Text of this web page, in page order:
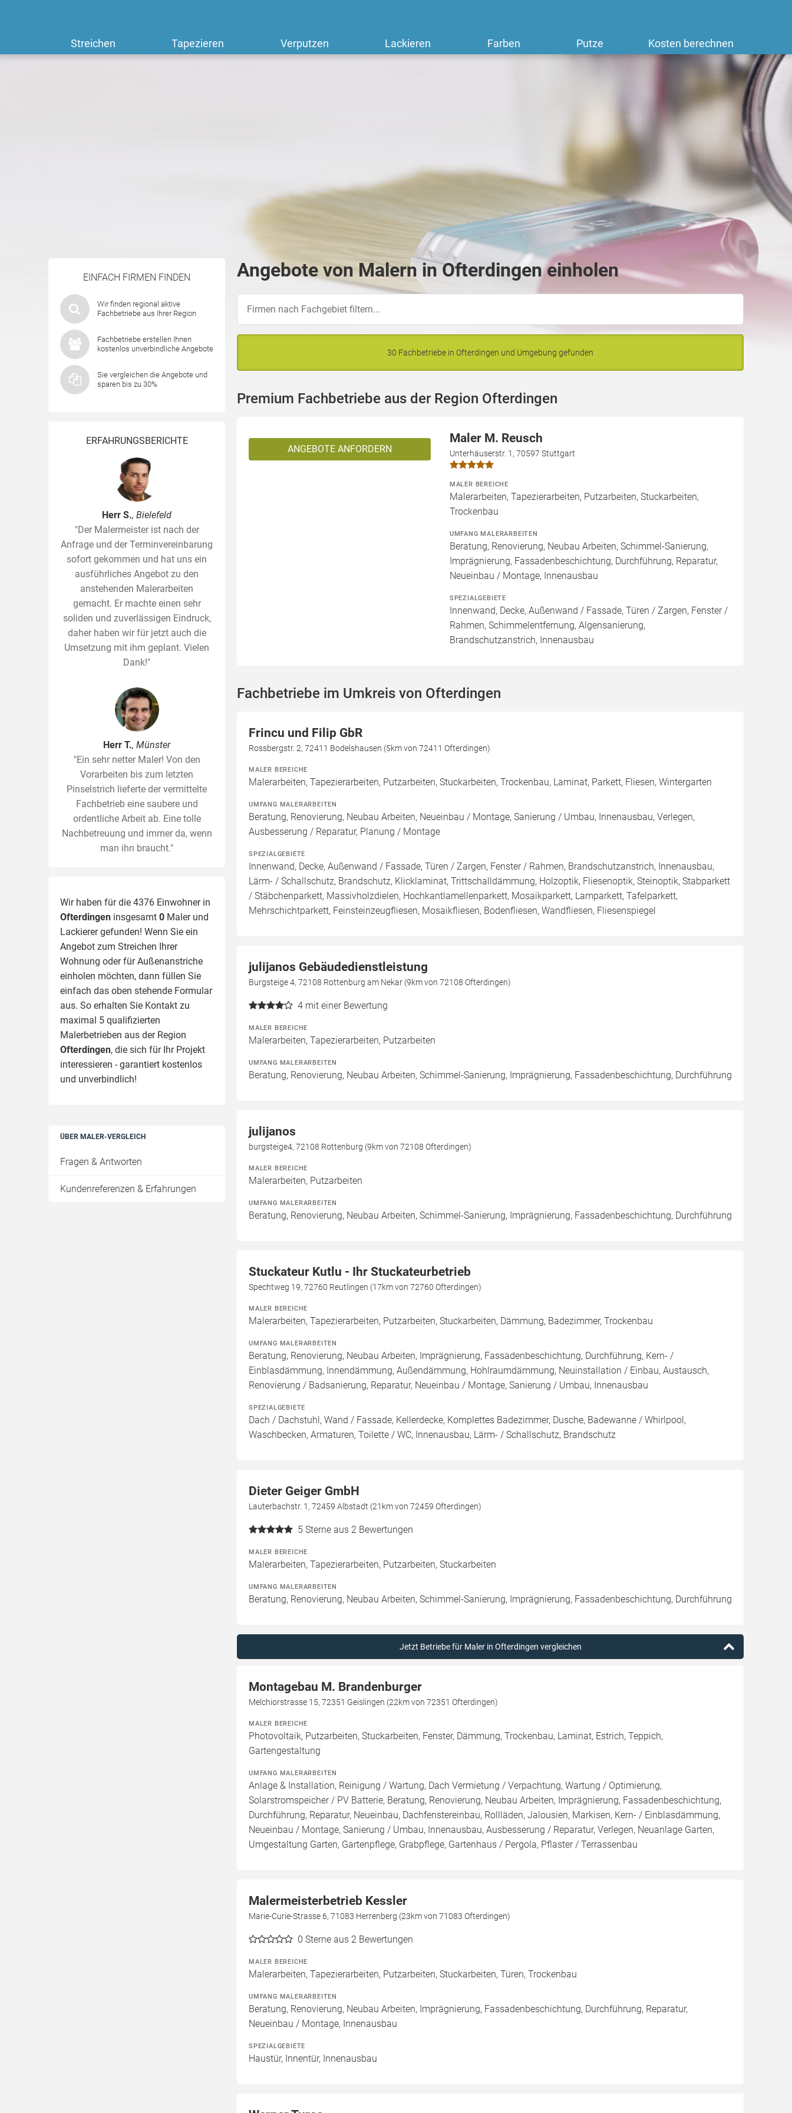
Streichen Tapezieren Verputzen Lackieren Farben Putze Kosten berechnen
EINFACH FIRMEN FINDEN
Wir finden regional aktive
Fachbetriebe aus Ihrer Region
Fachbetriebe erstellen Ihnen
kostenlos unverbindliche Angebote
Sie vergleichen die Angebote und
sparen bis zu 30%
ERFAHRUNGSBERICHTE
Herr S., Bielefeld
"Der Malermeister ist nach der
Anfrage und der Terminvereinbarung
sofort gekommen und hat uns ein
ausführliches Angebot zu den
anstehenden Malerarbeiten
gemacht. Er machte einen sehr
soliden und zuverlässigen Eindruck,
daher haben wir für jetzt auch die
Umsetzung mit ihm geplant. Vielen
Dank!"
Herr T., Münster
"Ein sehr netter Maler! Von den
Vorarbeiten bis zum letzten
Pinselstrich lieferte der vermittelte
Fachbetrieb eine saubere und
ordentliche Arbeit ab. Eine tolle
Nachbetreuung und immer da, wenn
man ihn braucht."
Wir haben für die 4376 Einwohner in
Ofterdingen insgesamt 0 Maler und
Lackierer gefunden! Wenn Sie ein
Angebot zum Streichen Ihrer
Wohnung oder für Außenanstriche
einholen möchten, dann füllen Sie
einfach das oben stehende Formular
aus. So erhalten Sie Kontakt zu
maximal 5 qualifizierten
Malerbetrieben aus der Region
Ofterdingen, die sich für Ihr Projekt
interessieren - garantiert kostenlos
und unverbindlich!
ÜBER MALER-VERGLEICH
Fragen & Antworten
Kundenreferenzen & Erfahrungen
Angebote von Malern in Ofterdingen einholen
30 Fachbetriebe in Ofterdingen und Umgebung gefunden
Premium Fachbetriebe aus der Region Ofterdingen
ANGEBOTE ANFORDERN
Maler M. Reusch
Unterhäuserstr. 1, 70597 Stuttgart
MALER BEREICHE
Malerarbeiten, Tapezierarbeiten, Putzarbeiten, Stuckarbeiten,
Trockenbau
UMFANG MALERARBEITEN
Beratung, Renovierung, Neubau Arbeiten, Schimmel-Sanierung,
Imprägnierung, Fassadenbeschichtung, Durchführung, Reparatur,
Neueinbau / Montage, Innenausbau
SPEZIALGEBIETE
Innenwand, Decke, Außenwand / Fassade, Türen / Zargen, Fenster /
Rahmen, Schimmelentfernung, Algensanierung,
Brandschutzanstrich, Innenausbau
Fachbetriebe im Umkreis von Ofterdingen
Frincu und Filip GbR
Rossbergstr. 2, 72411 Bodelshausen (5km von 72411 Ofterdingen)
MALER BEREICHE
Malerarbeiten, Tapezierarbeiten, Putzarbeiten, Stuckarbeiten, Trockenbau, Laminat, Parkett, Fliesen, Wintergarten
UMFANG MALERARBEITEN
Beratung, Renovierung, Neubau Arbeiten, Neueinbau / Montage, Sanierung / Umbau, Innenausbau, Verlegen,
Ausbesserung / Reparatur, Planung / Montage
SPEZIALGEBIETE
Innenwand, Decke, Außenwand / Fassade, Türen / Zargen, Fenster / Rahmen, Brandschutzanstrich, Innenausbau,
Lärm- / Schallschutz, Brandschutz, Klicklaminat, Trittschalldämmung, Holzoptik, Fliesenoptik, Steinoptik, Stabparkett
/ Stäbchenparkett, Massivholzdielen, Hochkantlamellenparkett, Mosaikparkett, Lamparkett, Tafelparkett,
Mehrschichtparkett, Feinsteinzeugfliesen, Mosaikfliesen, Bodenfliesen, Wandfliesen, Fliesenspiegel
julijanos Gebäudedienstleistung
Burgsteige 4, 72108 Rottenburg am Nekar (9km von 72108 Ofterdingen)
4 mit einer Bewertung
MALER BEREICHE
Malerarbeiten, Tapezierarbeiten, Putzarbeiten
UMFANG MALERARBEITEN
Beratung, Renovierung, Neubau Arbeiten, Schimmel-Sanierung, Imprägnierung, Fassadenbeschichtung, Durchführung
julijanos
burgsteige4, 72108 Rottenburg (9km von 72108 Ofterdingen)
MALER BEREICHE
Malerarbeiten, Putzarbeiten
UMFANG MALERARBEITEN
Beratung, Renovierung, Neubau Arbeiten, Schimmel-Sanierung, Imprägnierung, Fassadenbeschichtung, Durchführung
Stuckateur Kutlu - Ihr Stuckateurbetrieb
Spechtweg 19, 72760 Reutlingen (17km von 72760 Ofterdingen)
MALER BEREICHE
Malerarbeiten, Tapezierarbeiten, Putzarbeiten, Stuckarbeiten, Dämmung, Badezimmer, Trockenbau
UMFANG MALERARBEITEN
Beratung, Renovierung, Neubau Arbeiten, Imprägnierung, Fassadenbeschichtung, Durchführung, Kern- /
Einblasdämmung, Innendämmung, Außendämmung, Hohlraumdämmung, Neuinstallation / Einbau, Austausch,
Renovierung / Badsanierung, Reparatur, Neueinbau / Montage, Sanierung / Umbau, Innenausbau
SPEZIALGEBIETE
Dach / Dachstuhl, Wand / Fassade, Kellerdecke, Komplettes Badezimmer, Dusche, Badewanne / Whirlpool,
Waschbecken, Armaturen, Toilette / WC, Innenausbau, Lärm- / Schallschutz, Brandschutz
Dieter Geiger GmbH
Lauterbachstr. 1, 72459 Albstadt (21km von 72459 Ofterdingen)
5 Sterne aus 2 Bewertungen
MALER BEREICHE
Malerarbeiten, Tapezierarbeiten, Putzarbeiten, Stuckarbeiten
UMFANG MALERARBEITEN
Beratung, Renovierung, Neubau Arbeiten, Schimmel-Sanierung, Imprägnierung, Fassadenbeschichtung, Durchführung
Jetzt Betriebe für Maler in Ofterdingen vergleichen
Montagebau M. Brandenburger
Melchiorstrasse 15, 72351 Geislingen (22km von 72351 Ofterdingen)
MALER BEREICHE
Photovoltaik, Putzarbeiten, Stuckarbeiten, Fenster, Dämmung, Trockenbau, Laminat, Estrich, Teppich,
Gartengestaltung
UMFANG MALERARBEITEN
Anlage & Installation, Reinigung / Wartung, Dach Vermietung / Verpachtung, Wartung / Optimierung,
Solarstromspeicher / PV Batterie, Beratung, Renovierung, Neubau Arbeiten, Imprägnierung, Fassadenbeschichtung,
Durchführung, Reparatur, Neueinbau, Dachfenstereinbau, Rollläden, Jalousien, Markisen, Kern- / Einblasdämmung,
Neueinbau / Montage, Sanierung / Umbau, Innenausbau, Ausbesserung / Reparatur, Verlegen, Neuanlage Garten,
Umgestaltung Garten, Gartenpflege, Grabpflege, Gartenhaus / Pergola, Pflaster / Terrassenbau
Malermeisterbetrieb Kessler
Marie-Curie-Strasse 6, 71083 Herrenberg (23km von 71083 Ofterdingen)
0 Sterne aus 2 Bewertungen
MALER BEREICHE
Malerarbeiten, Tapezierarbeiten, Putzarbeiten, Stuckarbeiten, Türen, Trockenbau
UMFANG MALERARBEITEN
Beratung, Renovierung, Neubau Arbeiten, Imprägnierung, Fassadenbeschichtung, Durchführung, Reparatur,
Neueinbau / Montage, Innenausbau
SPEZIALGEBIETE
Haustür, Innentür, Innenausbau